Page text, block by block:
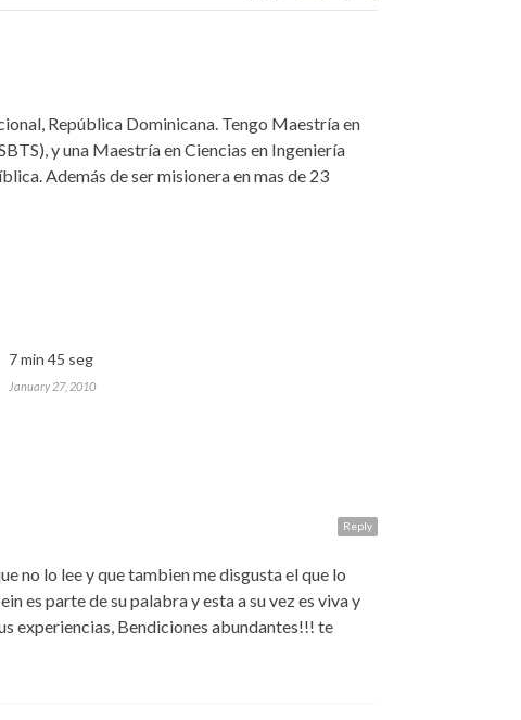
República Dominicana. Tengo Maestría en
y una Maestría en Ciencias en Ingeniería
Además de ser misionera en mas de 23
7 min 45 seg
January 27, 2010
Reply
no lo lee y que tambien me disgusta el que lo
es parte de su palabra y esta a su vez es viva y
experiencias, Bendiciones abundantes!!! te